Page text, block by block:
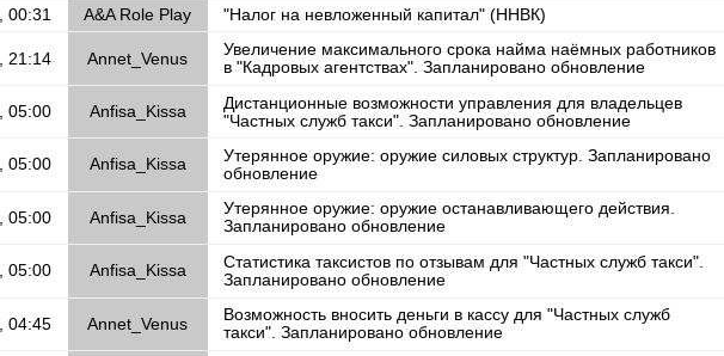
00:31
A&A Role Play "Налог на невложенный капитал" (ННВК)
21:14 Annet_Venus
Увеличение максимального срока найма наёмных работников
в "Кадровых агентствах". Запланировано обновление
05:00 Anfisa_Kissa
Дистанционные возможности управления для владельцев
"Частных служб такси". Запланировано обновление
05:00 Anfisa_Kissa
Утерянное оружие: оружие силовых структур. Запланировано
обновление
05:00 Anfisa_Kissa
Утерянное оружие: оружие останавливающего действия.
Запланировано обновление
05:00 Anfisa_Kissa
Статистика таксистов по отзывам для "Частных служб такси".
Запланировано обновление
04:45 Annet_Venus
Возможность вносить деньги в кассу для "Частных служб
такси". Запланировано обновление